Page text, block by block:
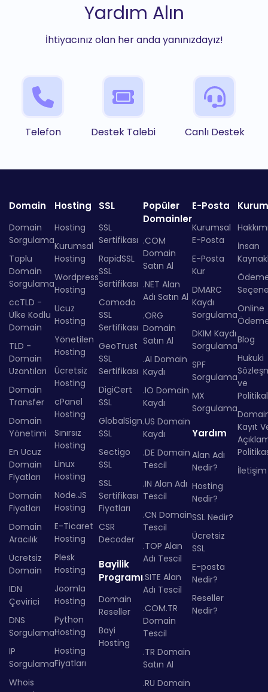
Yardım Alın
İhtiyacınız olan her anda yanınızdayız!
Telefon Destek Talebi Canlı Destek
Domain
Domain
Sorgulama
Toplu
Domain
Sorgulama
ccTLD -
Ülke Kodlu
Domain
TLD -
Domain
Uzantıları
Domain
Transfer
Domain
Yönetimi
En Ucuz
Domain
Fiyatları
Domain
Fiyatları
Domain
Aracılık
Ücretsiz
Domain
IDN
Çevirici
DNS
Sorgulama
IP
Sorgulama
Whois
Hosting
Hosting
Kurumsal
Hosting
Wordpress
Hosting
Ucuz
Hosting
Yönetilen
Hosting
Ücretsiz
Hosting
cPanel
Hosting
Sınırsız
Hosting
Linux
Hosting
Node.JS
Hosting
E-Ticaret
Hosting
Plesk
Hosting
Joomla
Hosting
Python
Hosting
Hosting
Fiyatları
SSL
SSL
Sertifikası
RapidSSL
SSL
Sertifikası
Comodo
SSL
Sertifikası
GeoTrust
SSL
Sertifikası
DigiCert
SSL
GlobalSign
SSL
Sectigo
SSL
SSL
Sertifikası
Fiyatları
CSR
Decoder
Bayilik
Programı
Domain
Reseller
Bayi
Hosting
Popüler
Domainler
.COM
Domain
Satın Al
.NET Alan
Adı Satın Al
.ORG
Domain
Satın Al
.AI Domain
Kaydı
.IO Domain
Kaydı
.US Domain
Kaydı
.DE Domain
Tescil
.IN Alan Adı
Tescil
.CN Domain
Tescil
.TOP Alan
Adı Tescil
.SITE Alan
Adı Tescil
.COM.TR
Domain
Tescil
.TR Domain
Satın Al
.RU Domain
E-Posta
Kurumsal
E-Posta
E-Posta
Kur
DMARC
Kaydı
Sorgulama
DKIM Kaydı
Sorgulama
SPF
Sorgulama
MX
Sorgulama
Yardım
Alan Adı
Nedir?
Hosting
Nedir?
SSL Nedir?
Ücretsiz
SSL
E-posta
Nedir?
Reseller
Nedir?
İnsan
Online
Blog
Hukuki
ve
Kayıt
İletişim